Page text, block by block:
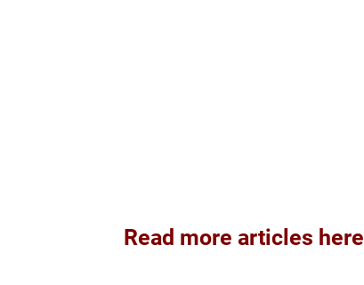
Read more articles here